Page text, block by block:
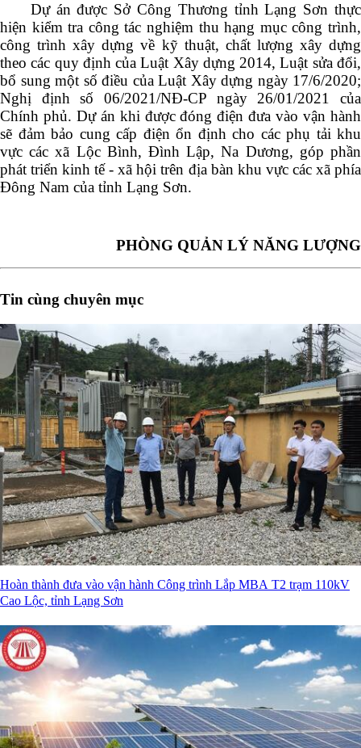
Dự án được Sở Công Thương tỉnh Lạng Sơn thực
hiện kiểm tra công tác nghiệm thu hạng mục công trình,
công trình xây dựng về kỹ thuật, chất lượng xây dựng
theo các quy định của Luật Xây dựng 2014, Luật sửa đổi,
bổ sung một số điều của Luật Xây dựng ngày 17/6/2020;
Nghị định số 06/2021/NĐ-CP ngày 26/01/2021 của
Chính phủ. Dự án khi được đóng điện đưa vào vận hành
sẽ đảm bảo cung cấp điện ổn định cho các phụ tải khu
vực các xã Lộc Bình, Đình Lập, Na Dương, góp phần
phát triển kinh tế - xã hội trên địa bàn khu vực các xã phía
Đông Nam của tỉnh Lạng Sơn.
PHÒNG QUẢN LÝ NĂNG LƯỢNG
Tin cùng chuyên mục
Hoàn thành đưa vào vận hành Công trình Lắp MBA T2 trạm 110kV
Cao Lộc, tỉnh Lạng Sơn